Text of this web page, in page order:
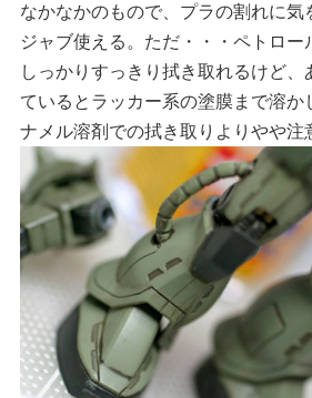
なかなかのもので、プラの割れに気
ジャブ使える。ただ・・・ペトロー
しっかりすっきり拭き取れるけど、
ているとラッカー系の塗膜まで溶か
ナメル溶剤での拭き取りよりやや注